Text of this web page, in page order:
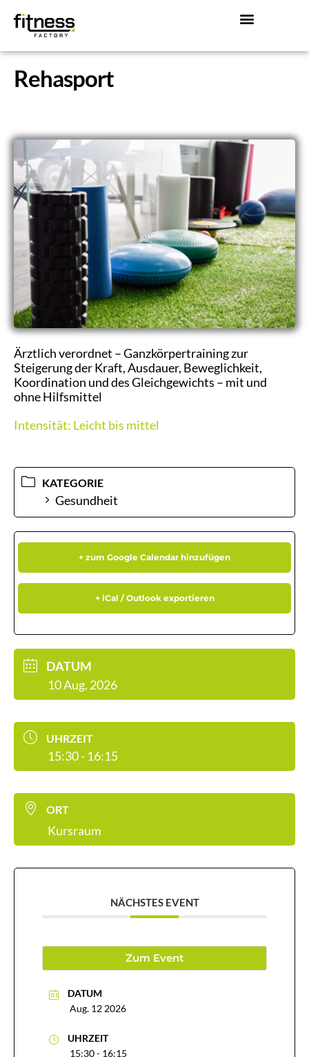
Rehasport
Ärztlich verordnet – Ganzkörpertraining zur
Steigerung der Kraft, Ausdauer, Beweglichkeit,
Koordination und des Gleichgewichts – mit und
ohne Hilfsmittel
Intensität: Leicht bis mittel
KATEGORIE
Gesundheit
+ zum Google Calendar hinzufügen
+ iCal / Outlook exportieren
DATUM
10 Aug. 2026
UHRZEIT
15:30 - 16:15
ORT
Kursraum
NÄCHSTES EVENT
Zum Event
DATUM
Aug. 12 2026
UHRZEIT
15:30 - 16:15